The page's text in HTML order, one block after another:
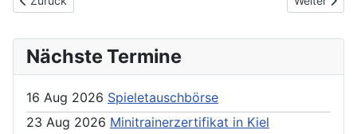
Nächste Termine
16 Aug 2026 Spieletauschbörse
23 Aug 2026 Minitrainerzertifikat in Kiel